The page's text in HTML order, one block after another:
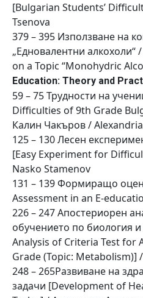
[Bulgarian Students’
Tsenova
379 – 395 Използване на
„Едновалентни
on a Topic “Monohydric
Education: Theory and
59 – 75 Трудности на
Difficulties of 9th Grade
Калин Чакъров /
125 – 130 Лесен
[Easy Experiment for
Nasko Stamenov
131 – 139 Формиращо
Assessment in an E-
226 – 247 Апостериорен
обучението по биология
Analysis of Criteria Test for
Grade (Topic: Metabolism)]
248 – 265Развиване на
задачи [Development of